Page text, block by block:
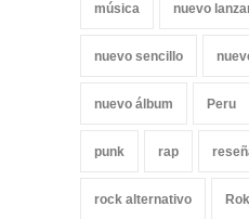
música nuevo
nuevo sencillo
nuevo álbum Peru
punk rap
rock alternativo